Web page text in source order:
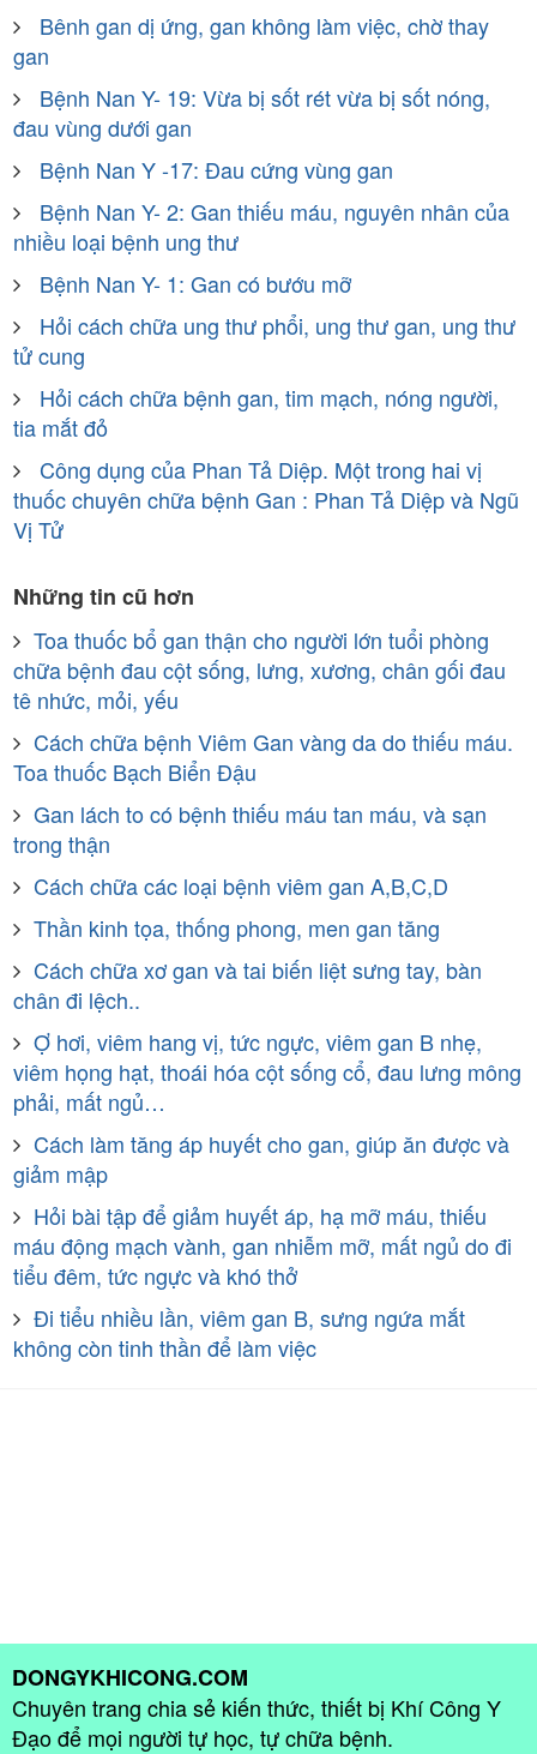
Bênh gan dị ứng, gan không làm việc, chờ thay
gan
Bệnh Nan Y- 19: Vừa bị sốt rét vừa bị sốt nóng,
đau vùng dưới gan
Bệnh Nan Y -17: Đau cứng vùng gan
Bệnh Nan Y- 2: Gan thiếu máu, nguyên nhân của
nhiều loại bệnh ung thư
Bệnh Nan Y- 1: Gan có bướu mỡ
Hỏi cách chữa ung thư phổi, ung thư gan, ung thư
tử cung
Hỏi cách chữa bệnh gan, tim mạch, nóng người,
tia mắt đỏ
Công dụng của Phan Tả Diệp. Một trong hai vị
thuốc chuyên chữa bệnh Gan : Phan Tả Diệp và Ngũ
Vị Tử
Những tin cũ hơn
Toa thuốc bổ gan thận cho người lớn tuổi phòng
chữa bệnh đau cột sống, lưng, xương, chân gối đau
tê nhức, mỏi, yếu
Cách chữa bệnh Viêm Gan vàng da do thiếu máu.
Toa thuốc Bạch Biển Đậu
Gan lách to có bệnh thiếu máu tan máu, và sạn
trong thận
Cách chữa các loại bệnh viêm gan A,B,C,D
Thần kinh tọa, thống phong, men gan tăng
Cách chữa xơ gan và tai biến liệt sưng tay, bàn
chân đi lệch..
Ợ hơi, viêm hang vị, tức ngực, viêm gan B nhẹ,
viêm họng hạt, thoái hóa cột sống cổ, đau lưng mông
phải, mất ngủ…
Cách làm tăng áp huyết cho gan, giúp ăn được và
giảm mập
Hỏi bài tập để giảm huyết áp, hạ mỡ máu, thiếu
máu động mạch vành, gan nhiễm mỡ, mất ngủ do đi
tiểu đêm, tức ngực và khó thở
Đi tiểu nhiều lần, viêm gan B, sưng ngứa mắt
không còn tinh thần để làm việc
DONGYKHICONG.COM
Chuyên trang chia sẻ kiến thức, thiết bị Khí Công Y
Đạo để mọi người tự học, tự chữa bệnh.